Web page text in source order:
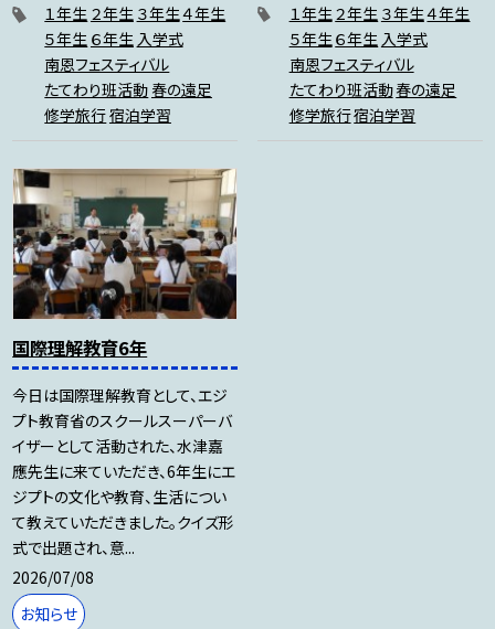
１年生 ２年生 ３年生４年生
５年生 ６年生 入学式
南恩フェスティバル
たてわり班活動 春の遠足
修学旅行宿泊学習
１年生 ２年生 ３年生４年生
５年生 ６年生 入学式
南恩フェスティバル
たてわり班活動春の遠足
修学旅行宿泊学習
国際理解教育6年
今日は国際理解教育として、エジ
プト教育省のスクールスーパーバ
イザーとして活動された、水津嘉
應先生に来ていただき、6年生にエ
ジプトの文化や教育、生活につい
て教えていただきました。クイズ形
式で出題され、意...
2026/07/08
お知らせ